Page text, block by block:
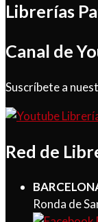
Librerías
Canal de
Suscríbete a
Red de
Ronda de